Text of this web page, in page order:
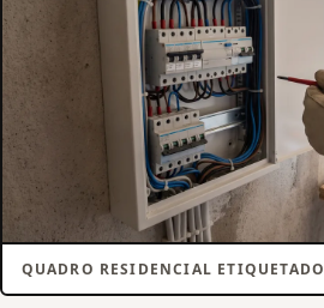
QUADRO RESIDENCIAL ETIQUETADO